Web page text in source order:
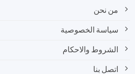
من نحن
سياسة الخصوصية
الشروط والاحكام
اتصل بنا